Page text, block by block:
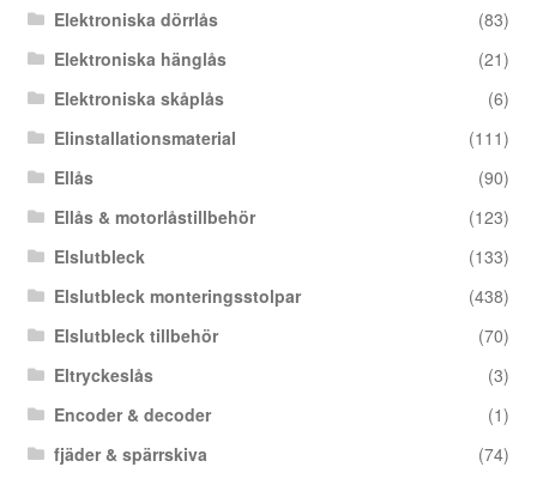
Elektroniska dörrlås
(83)
Elektroniska hänglås
(21)
Elektroniska skåplås
(6)
Elinstallationsmaterial
(111)
Ellås
(90)
Ellås & motorlåstillbehör
(123)
Elslutbleck
(133)
Elslutbleck monteringsstolpar
(438)
Elslutbleck tillbehör
(70)
Eltryckeslås
(3)
Encoder & decoder
(1)
fjäder & spärrskiva
(74)